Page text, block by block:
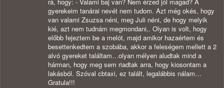
gyerekeim tanárai nevét nem tudom. Azt még okés, hogy
van valami Zsuzsa néni, meg Juli néni, de hogy melyik
kié, azt nem tudnám megmondani,. Olyan is volt, hogy
előbb fejeztem be a melót, majd amikor hazaértem és
besettenkedtem a szobába, akkor a feleségem mellett a 2
alvó gyereket találtam…olyan mélyen aludtak mind a
hárman, hogy meg sem riadtak arra, hogy kiosontam a
lakásból. Szóval cbtaxi, ez talált, legalábbis nálam…
Gratula!!!